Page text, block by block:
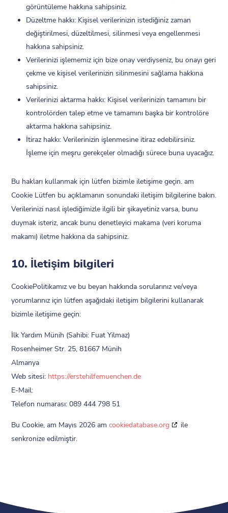
görüntüleme hakkına sahipsiniz.
Düzeltme hakkı: Kişisel verilerinizin istediğiniz zaman
değiştirilmesi, düzeltilmesi, silinmesi veya engellenmesi
hakkına sahipsiniz.
Verilerinizi işlememiz için bize onay verdiyseniz, bu onayı geri
çekme ve kişisel verilerinizin silinmesini sağlama hakkına
sahipsiniz.
Verilerinizi aktarma hakkı: Kişisel verilerinizin tamamını bir
kontrolörden talep etme ve tamamını başka bir kontrolöre
aktarma hakkına sahipsiniz.
İtiraz hakkı: Verilerinizin işlenmesine itiraz edebilirsiniz.
İşleme için meşru gerekçeler olmadığı sürece buna uyacağız.
Bu hakları kullanmak için lütfen bizimle iletişime geçin. am
Cookie Lütfen bu açıklamanın sonundaki iletişim bilgilerine bakın.
Verilerinizi nasıl işlediğimizle ilgili bir şikayetiniz varsa, bunu
duymak isteriz, ancak bunu denetleyici makama (veri koruma
makamı) iletme hakkına da sahipsiniz.
10. İletişim bilgileri
CookiePolitikamız ve bu beyan hakkında sorularınız ve/veya
yorumlarınız için lütfen aşağıdaki iletişim bilgilerini kullanarak
bizimle iletişime geçin:
İlk Yardım Münih (Sahibi: Fuat Yilmaz)
Rosenheimer Str. 25, 81667 Münih
Almanya
Web sitesi: https://erstehilfemuenchen.de
E-Mail:
Telefon numarası: 089 444 798 51
Bu Cookie, am Mayıs 2026 amcookiedatabase.org
ile
senkronize edilmiştir.